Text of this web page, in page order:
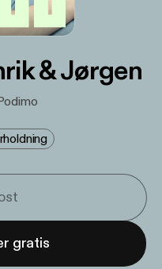
& Jørgen
gratis